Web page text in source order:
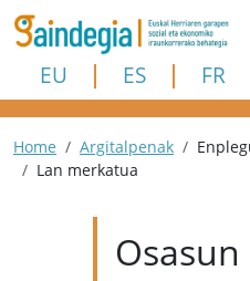
Skip to main content
EU ES FR
Breadcrumb
Home Argitalpenak
Lan merkatua